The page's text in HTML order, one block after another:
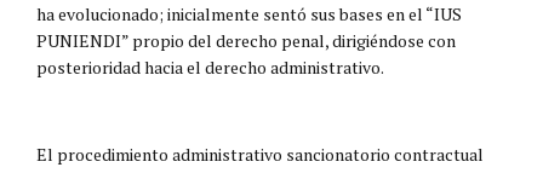
ha evolucionado; inicialmente sentó sus bases en el “IUS
PUNIENDI” propio del derecho penal, dirigiéndose con
posterioridad hacia el derecho administrativo.
El procedimiento administrativo sancionatorio contractual